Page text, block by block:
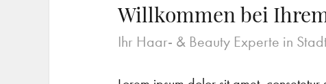
Willkommen bei
Ihr Haar- & Beauty Experte in